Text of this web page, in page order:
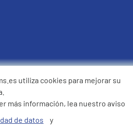
datosutiliza cookies para mejorar su
más información, lea nuestro aviso
de datos y